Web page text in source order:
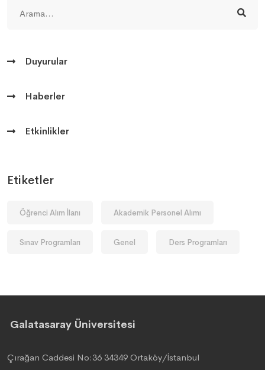
Duyurular
Haberler
Etkinlikler
Etiketler
Öğrenci Alım İlanı Akademik Personel Alımı
Sınav Programları Genel Ders Programları
Galatasaray Üniversitesi
Çırağan Caddesi No:36 34349 Ortaköy/İstanbul